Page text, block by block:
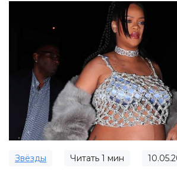
Звёзды Читать 1 мин